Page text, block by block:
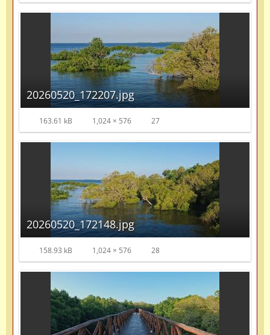
20260520_172207.jpg
163.61 kB 1,024 × 576 27
20260520_172148.jpg
158.93 kB 1,024 × 576 28